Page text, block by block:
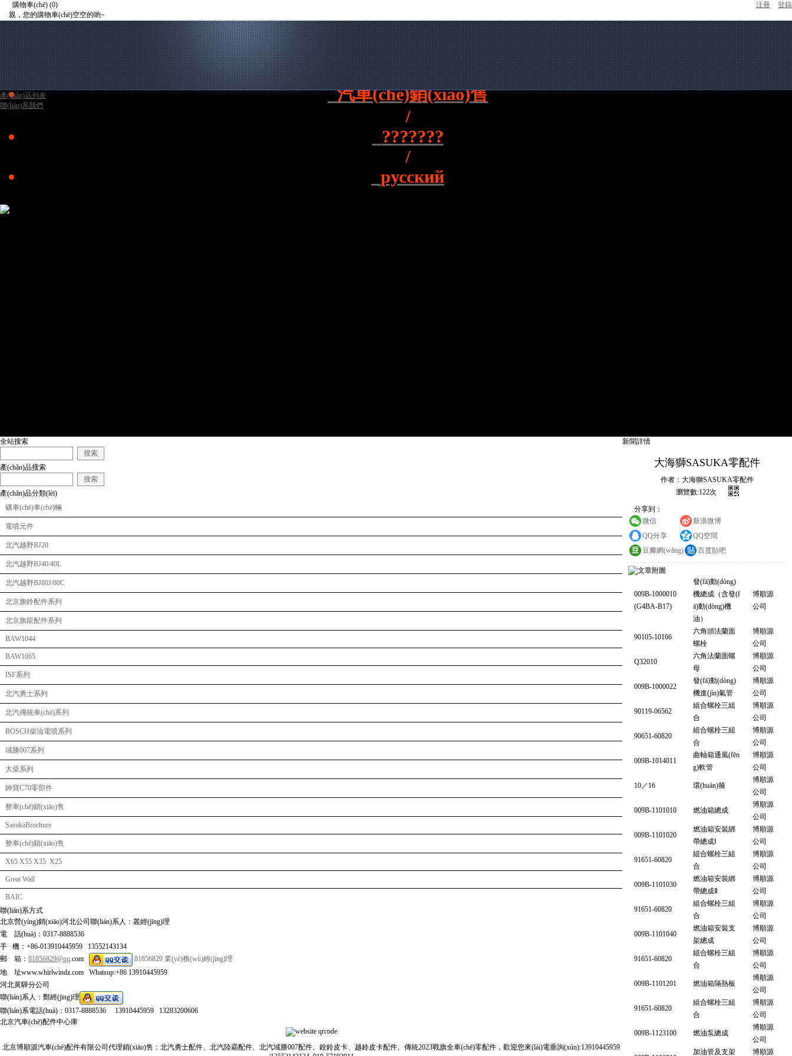
購物車(chē) (0)
親，您的購物車(chē)空空的喲~
去購物車(chē)結算
注冊 登錄
中文
/
汽車(chē)銷(xiāo)售
/
???????
/
русский
首頁(yè)
整車(chē)銷(xiāo)售
礦車(chē)服務(wù)
電噴元件
產(chǎn)品展示
新聞動(dòng)態(tài)
視頻展示
產(chǎn)品列表
聯(lián)系我們
全站搜索
搜索
產(chǎn)品搜索
搜索
產(chǎn)品分類(lèi)
礦車(chē)車(chē)輛
電噴元件
北汽越野BJ20
北汽越野BJ40/40L
北汽越野BJ80J/80C
北京旗鈴配件系列
北京旗龍配件系列
BAW1044
BAW1065
ISF系列
北汽勇士系列
北汽傳統車(chē)系列
BOSCH柴油電噴系列
域勝007系列
大柴系列
紳寶C70零部件
整車(chē)銷(xiāo)售
SasukaBrochure
整車(chē)銷(xiāo)售
X65 X55 X35 X25
Great Wall
BAIC
聯(lián)系方式
北京營(yíng)銷(xiāo)河北公司聯(lián)系人：叢經(jīng)理
電 話(huà)：0317-8888536
手 機：+86-013910445959 13552143134
郵 箱： 81856829@qq.com 81856829 業(yè)務(wù)經(jīng)理
地 址www.whirlwindz.com Whatsup:+86 13910445959
河北黃驊分公司
聯(lián)系人：鄭經(jīng)理
聯(lián)系電話(huà)：0317-8888536 13910445959 13283200606
北京汽車(chē)配件中心庫
北京博順源汽車(chē)配件有限公司代理銷(xiāo)售：北汽勇士配件、北汽陸霸配件、北汽域勝007配件、銳鈴皮卡、越鈴皮卡配件、傳統2023戰旗全車(chē)零配件，歡迎您來(lái)電垂詢(xún):13910445959
新聞詳情
大海獅SASUKA零配件
作者：大海獅SASUKA零配件
瀏覽數:122次
分享到：
微信
新浪微博
QQ分享
QQ空間
豆瓣網(wǎng)
百度貼吧
009B-1000010
(G4BA-B17)
發(fā)動(dòng)
機總成（含發(f
ā)動(dòng)機
油）
博順源
公司
90105-10166
六角頭法蘭面
螺栓
博順源
公司
Q32010
六角法蘭面螺
母
博順源
公司
009B-1000022
發(fā)動(dòng)
機進(jìn)氣管
博順源
公司
90119-06562
組合螺栓三組
合
博順源
公司
90651-60820
組合螺栓三組
合
博順源
公司
009B-1014011
曲軸箱通風(fēn
g)軟管
博順源
公司
10／16 環(huán)箍
博順源
公司
009B-1101010 燃油箱總成
博順源
公司
009B-1101020
燃油箱安裝綁
帶總成Ⅰ
博順源
公司
91651-60820
組合螺栓三組
合
博順源
公司
009B-1101030
燃油箱安裝綁
帶總成Ⅱ
博順源
公司
91651-60820
組合螺栓三組
合
博順源
公司
009B-1101040
燃油箱安裝支
架總成
博順源
公司
91651-60820
組合螺栓三組
合
博順源
公司
009B-1101201 燃油箱隔熱板
博順源
公司
91651-60820
組合螺栓三組
合
博順源
公司
009B-1123100 燃油泵總成
博順源
公司
加油管及支架
博順源